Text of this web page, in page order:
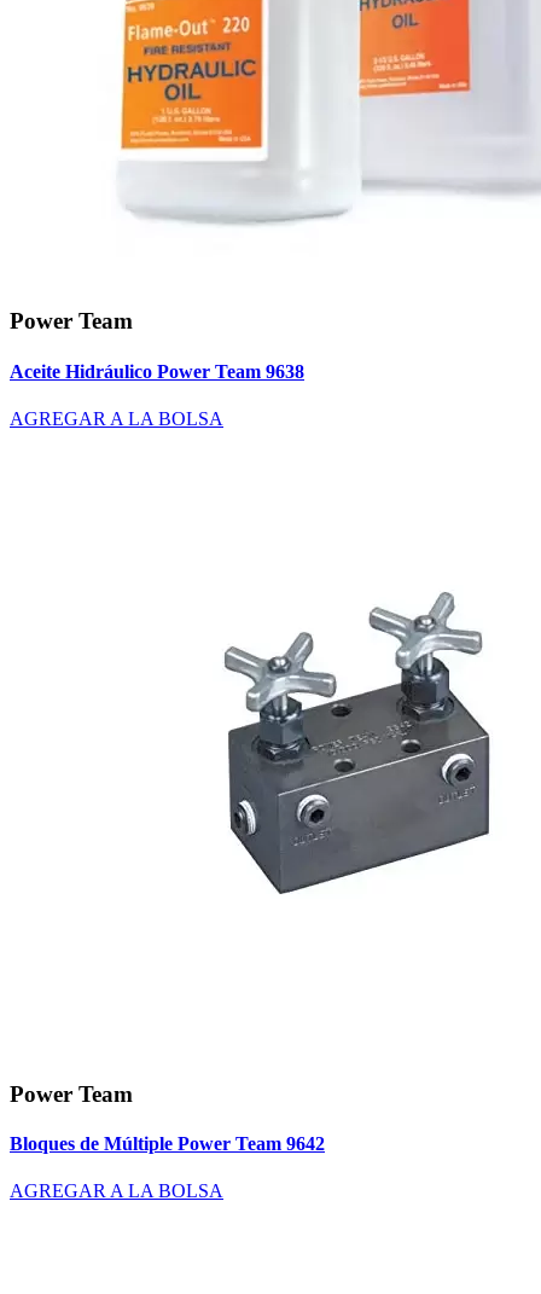
Power Team
Aceite Hidráulico Power Team 9638
AGREGAR A LA BOLSA
Power Team
Bloques de Múltiple Power Team 9642
AGREGAR A LA BOLSA